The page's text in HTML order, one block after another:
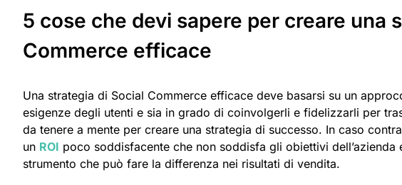
5 cose che devi sapere per creare una
Commerce efficace
Una strategia di Social Commerce efficace deve basarsi su un
esigenze degli utenti e sia in grado di coinvolgerli e fidelizzarli per
da tenere a mente per creare una strategia di successo. In caso
un ROI poco soddisfacente che non soddisfa gli obiettivi
strumento che può fare la differenza nei risultati di vendita.